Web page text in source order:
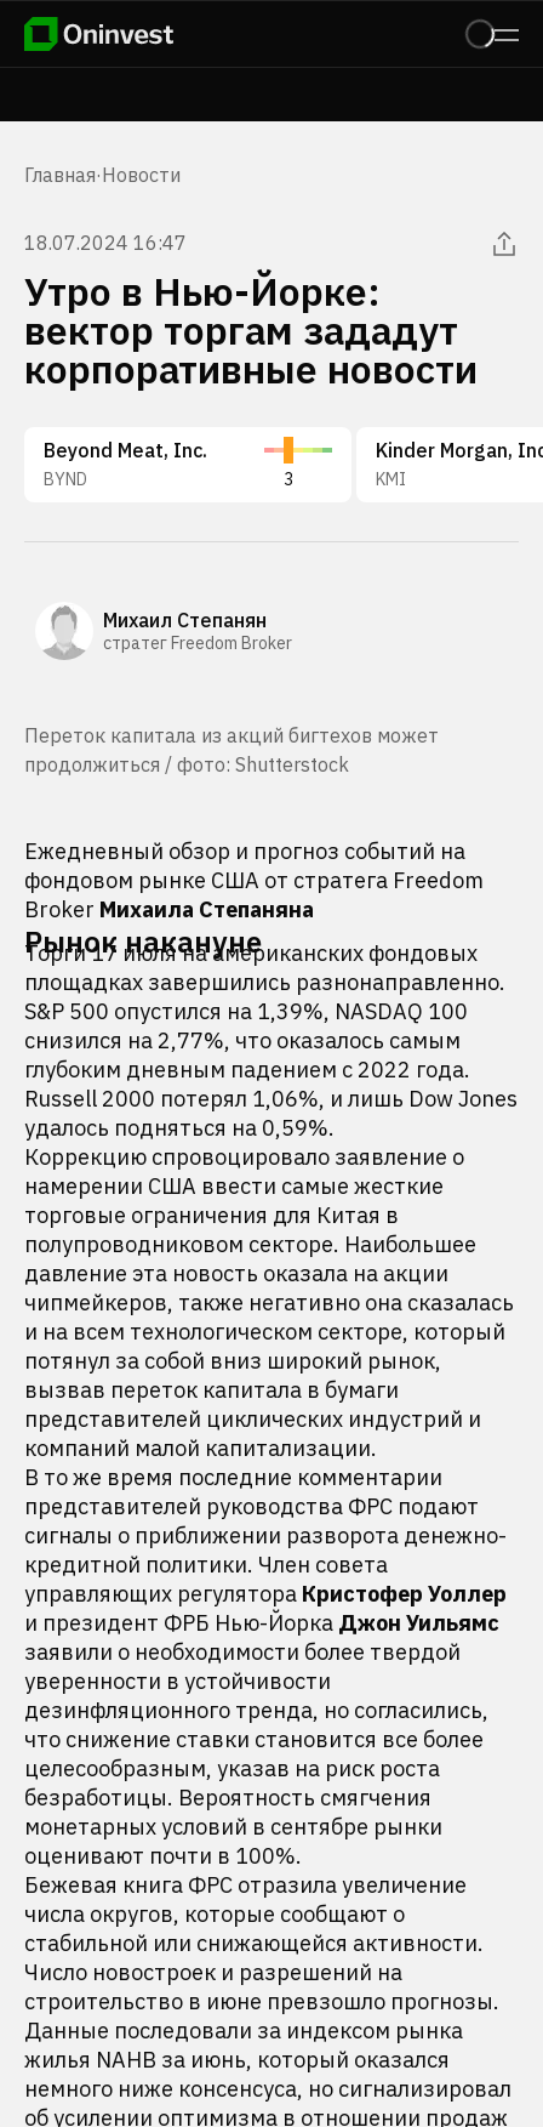
Главная·Новости
18.07.2024 16:47
Утро в Нью-Йорке:
вектор торгам зададут
корпоративные новости
Beyond Meat, Inc.
BYND 3
Kinder Morgan,
KMI
Михаил Степанян
стратег Freedom Broker
Переток капитала из акций бигтехов может
продолжиться / фото: Shutterstock
Ежедневный обзор и прогноз событий на
фондовом рынке США от стратега Freedom
Broker Михаила Степаняна
Рынок накануне
Торги 17 июля на американских фондовых
площадках завершились разнонаправленно.
S&P 500 опустился на 1,39%, NASDAQ 100
снизился на 2,77%, что оказалось самым
глубоким дневным падением с 2022 года.
Russell 2000 потерял 1,06%, и лишь Dow Jones
удалось подняться на 0,59%.
Коррекцию спровоцировало заявление о
намерении США ввести самые жесткие
торговые ограничения для Китая в
полупроводниковом секторе. Наибольшее
давление эта новость оказала на акции
чипмейкеров, также негативно она сказалась
и на всем технологическом секторе, который
потянул за собой вниз широкий рынок,
вызвав переток капитала в бумаги
представителей циклических индустрий и
компаний малой капитализации.
В то же время последние комментарии
представителей руководства ФРС подают
сигналы о приближении разворота денежно-
кредитной политики. Член совета
управляющих регулятора Кристофер Уоллер
и президент ФРБ Нью-Йорка Джон Уильямс
заявили о необходимости более твердой
уверенности в устойчивости
дезинфляционного тренда, но согласились,
что снижение ставки становится все более
целесообразным, указав на риск роста
безработицы. Вероятность смягчения
монетарных условий в сентябре рынки
оценивают почти в 100%.
Бежевая книга ФРС отразила увеличение
числа округов, которые сообщают о
стабильной или снижающейся активности.
Число новостроек и разрешений на
строительство в июне превзошло прогнозы.
Данные последовали за индексом рынка
жилья NAHB за июнь, который оказался
немного ниже консенсуса, но сигнализировал
об усилении оптимизма в отношении продаж